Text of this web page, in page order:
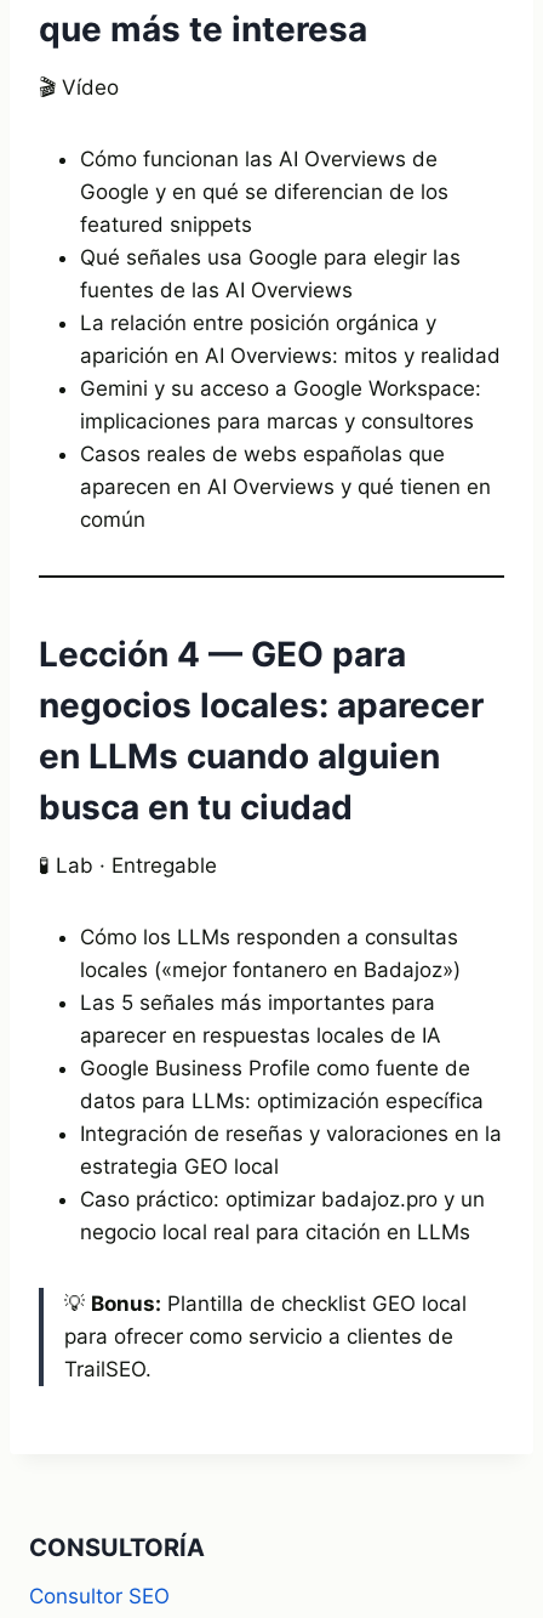
que más te interesa
🎬 Vídeo
Cómo funcionan las AI Overviews de
Google y en qué se diferencian de los
featured snippets
Qué señales usa Google para elegir las
fuentes de las AI Overviews
La relación entre posición orgánica y
aparición en AI Overviews: mitos y realidad
Gemini y su acceso a Google Workspace:
implicaciones para marcas y consultores
Casos reales de webs españolas que
aparecen en AI Overviews y qué tienen en
común
Lección 4 — GEO para
negocios locales: aparecer
en LLMs cuando alguien
busca en tu ciudad
🧪 Lab · Entregable
Cómo los LLMs responden a consultas
locales («mejor fontanero en Badajoz»)
Las 5 señales más importantes para
aparecer en respuestas locales de IA
Google Business Profile como fuente de
datos para LLMs: optimización específica
Integración de reseñas y valoraciones en la
estrategia GEO local
Caso práctico: optimizar badajoz.pro y un
negocio local real para citación en LLMs
💡 Bonus: Plantilla de checklist GEO local
para ofrecer como servicio a clientes de
TrailSEO.
CONSULTORÍA
Consultor SEO